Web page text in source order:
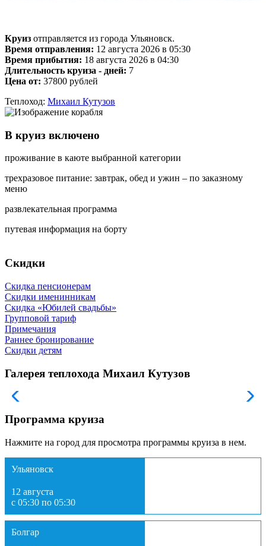
Круиз отправляется из города Ульяновск.
Время отправления: 12 августа 2026 в 05:30
Время прибытия: 18 августа 2026 в 04:30
Длительность круиза - дней: 7
Цена от: 37800 рублей
Теплоход: Михаил Кутузов
В круиз включено
проживание в каюте выбранной категории
трехразовое питание: завтрак, обед и ужин – по заказному
меню
развлекательная программа
путевая информация на борту
Скидки
Скидка пенсионерам
Скидки именинникам
Скидка «Юбилей свадьбы»
Групповой тариф
Примечания
Раннее бронирование
Скидки детям
Галерея теплохода Михаил Кутузов
Программа круиза
Нажмите на город для просмотра программы круиза в нем.
Ульяновск
12 августа
с 05:30 по 05:30
Болгар